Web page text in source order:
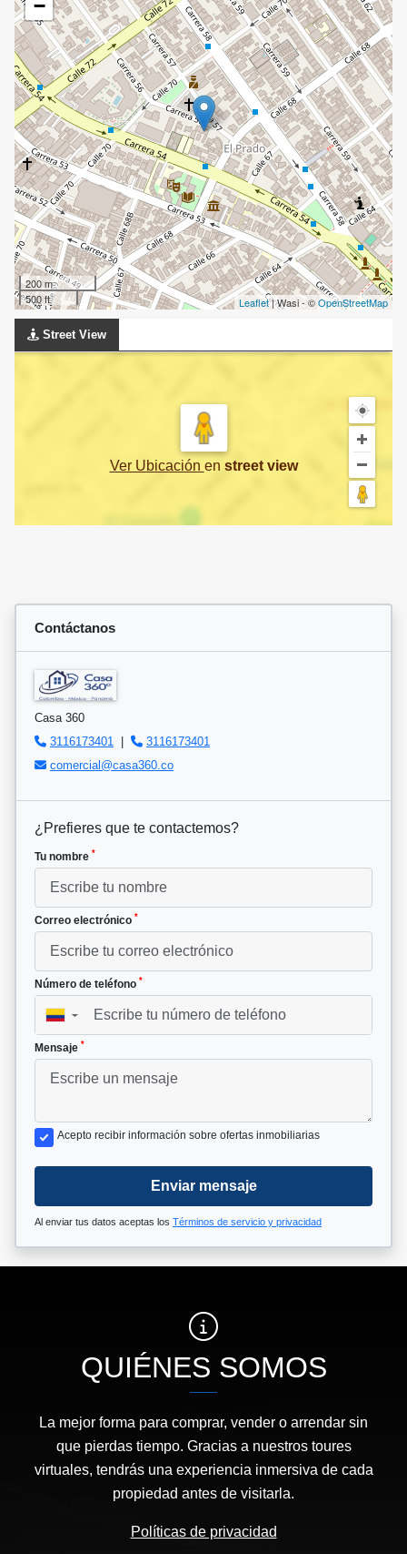
−
200 m
500 ft
Leaflet| Wasi - ©OpenStreetMap
Street View
Ver Ubicación en street view
Contáctanos
Casa 360
3116173401
|
3116173401
comercial@casa360.co
¿Prefieres que te contactemos?
Tu nombre *
Correo electrónico *
Número de teléfono *
▼
Mensaje *
Acepto recibir información sobre ofertas inmobiliarias
Enviar mensaje
Al enviar tus datos aceptas los Términos de servicio y privacidad
QUIÉNES SOMOS
La mejor forma para comprar, vender o arrendar sin
que pierdas tiempo. Gracias a nuestros toures
virtuales, tendrás una experiencia inmersiva de cada
propiedad antes de visitarla.
Políticas de privacidad